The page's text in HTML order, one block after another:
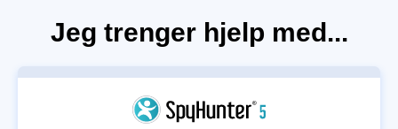
Jeg trenger hjelp med...